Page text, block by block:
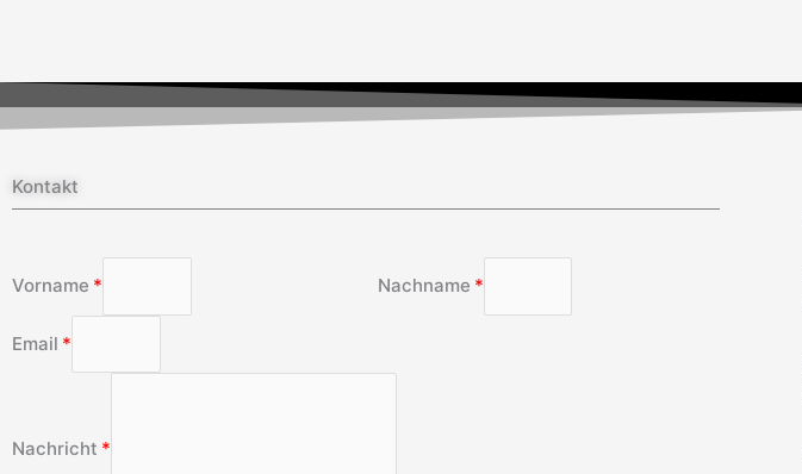
Kontakt
Vorname Nachname
Email
Nachricht